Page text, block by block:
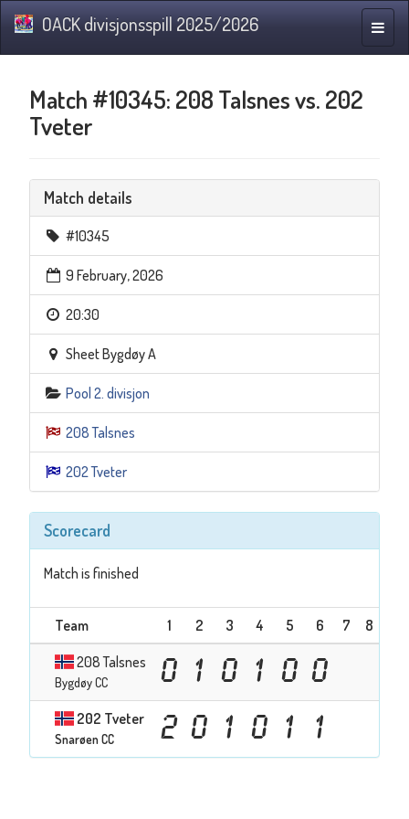
Toggle
OACK divisjonsspill 2025/2026
Match #10345: 208 Talsnes vs. 202
Tveter
Match details
#10345
9 February, 2026
20:30
Sheet Bygdøy A
Pool 2. divisjon
208 Talsnes
202 Tveter
Scorecard
Match is finished
Team 1 2 3 4 5 6 7 8
208 Talsnes
Bygdøy CC 0 1 0 1 0 0
202 Tveter
Snarøen CC 2 0 1 0 1 1